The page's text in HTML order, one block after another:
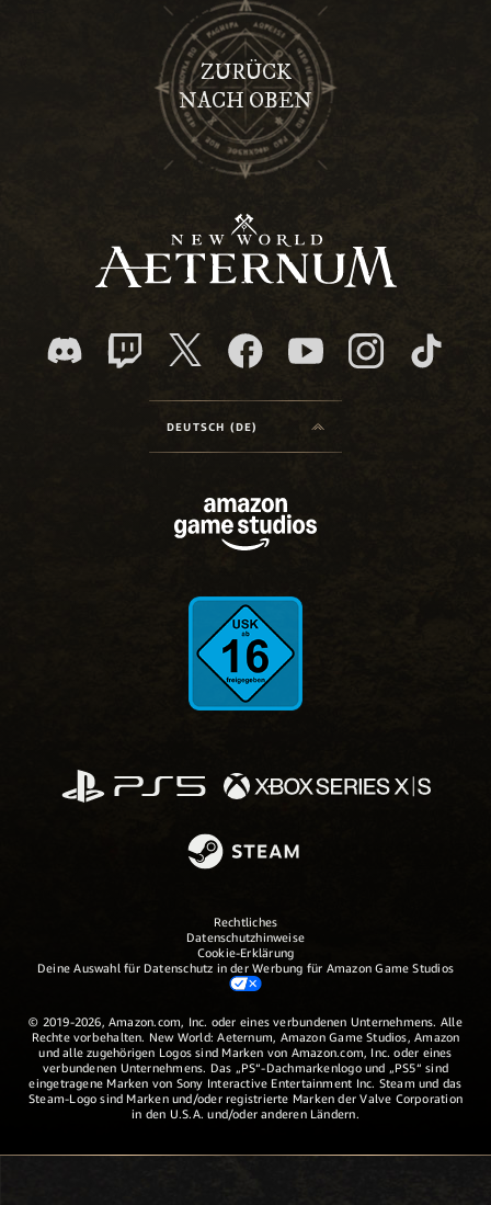
ZURÜCK
NACH OBEN
DEUTSCH (DE)
Rechtliches
Datenschutzhinweise
Cookie-Erklärung
Deine Auswahl für Datenschutz in der Werbung für Amazon Game Studios
© 2019-2026, Amazon.com, Inc. oder eines verbundenen Unternehmens. Alle
Rechte vorbehalten. New World: Aeternum, Amazon Game Studios, Amazon
und alle zugehörigen Logos sind Marken von Amazon.com, Inc. oder eines
verbundenen Unternehmens. Das „PS“-Dachmarkenlogo und „PS5“ sind
eingetragene Marken von Sony Interactive Entertainment Inc. Steam und das
Steam-Logo sind Marken und/oder registrierte Marken der Valve Corporation
in den U.S.A. und/oder anderen Ländern.